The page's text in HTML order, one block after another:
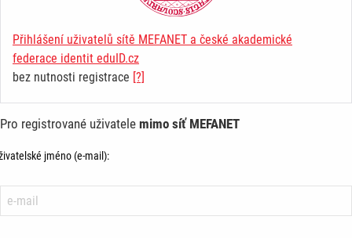
Přihlášení uživatelů sítě MEFANET a české akademické
federace identit eduID.cz
bez nutnosti registrace [?]
Pro registrované uživatele mimo síť MEFANET
jméno (e-mail):